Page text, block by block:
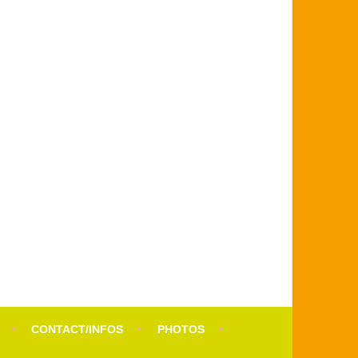
CONTACT/INFOS PHOTOS